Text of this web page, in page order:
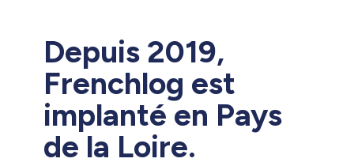
Depuis 2019,
Frenchlog est
implanté en Pays
de la Loire.